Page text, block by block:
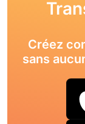
Créez
sans